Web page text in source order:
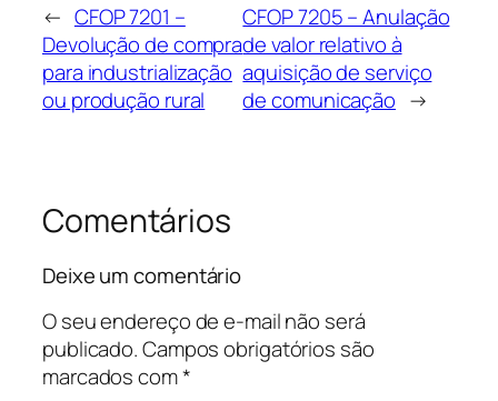
← CFOP 7201 –
Devolução de compra
para industrialização
ou produção rural
CFOP 7205 – Anulação
de valor relativo à
aquisição de serviço
de comunicação →
Comentários
Deixe um comentário
O seu endereço de e-mail não será
publicado.Campos obrigatórios são
marcados com*